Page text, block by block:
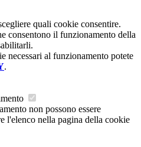
quali cookie consentire.
consentono il funzionamento della
necessari al funzionamento potete
.
non possono essere
l'elenco nella pagina della cookie